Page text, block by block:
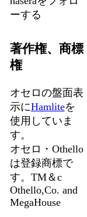
ーする
著作権、商標
権
オセロの盤面表
示にHamliteを
使用していま
す。
オセロ・Othello
は登録商標で
す。TM＆c
Othello,Co. and
MegaHouse